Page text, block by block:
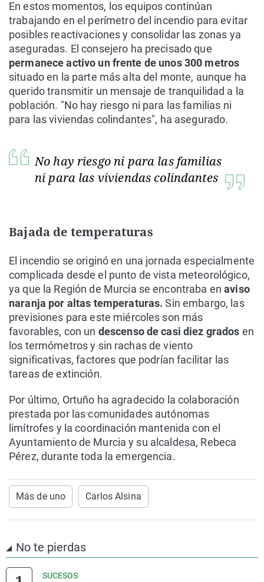
En estos momentos, los equipos continúan
trabajando en el perímetro del incendio para evitar
posibles reactivaciones y consolidar las zonas ya
aseguradas. El consejero ha precisado que
permanece activo un frente de unos 300 metros
situado en la parte más alta del monte, aunque ha
querido transmitir un mensaje de tranquilidad a la
población. "No hay riesgo ni para las familias ni
para las viviendas colindantes", ha asegurado.
No hay riesgo ni para las familias
ni para las viviendas colindantes
Bajada de temperaturas
El incendio se originó en una jornada especialmente
complicada desde el punto de vista meteorológico,
ya que la Región de Murcia se encontraba en aviso
naranja por altas temperaturas. Sin embargo, las
previsiones para este miércoles son más
favorables, con un descenso de casi diez grados en
los termómetros y sin rachas de viento
significativas, factores que podrían facilitar las
tareas de extinción.
Por último, Ortuño ha agradecido la colaboración
prestada por las comunidades autónomas
limítrofes y la coordinación mantenida con el
Ayuntamiento de Murcia y su alcaldesa, Rebeca
Pérez, durante toda la emergencia.
Más de uno Carlos Alsina
No te pierdas
SUCESOS